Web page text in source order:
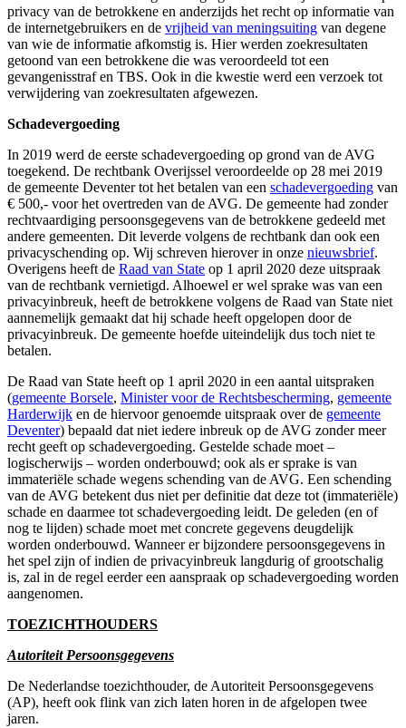
privacy van de betrokkene en anderzijds het recht op informatie van
de internetgebruikers en de vrijheid van meningsuiting van degene
van wie de informatie afkomstig is. Hier werden zoekresultaten
getoond van een betrokkene die was veroordeeld tot een
gevangenisstraf en TBS. Ook in die kwestie werd een verzoek tot
verwijdering van zoekresultaten afgewezen.
Schadevergoeding
In 2019 werd de eerste schadevergoeding op grond van de AVG
toegekend. De rechtbank Overijssel veroordeelde op 28 mei 2019
de gemeente Deventer tot het betalen van een schadevergoeding van
€ 500,- voor het overtreden van de AVG. De gemeente had zonder
rechtvaardiging persoonsgegevens van de betrokkene gedeeld met
andere gemeenten. Dit leverde volgens de rechtbank dan ook een
privacyschending op. Wij schreven hierover in onze nieuwsbrief.
Overigens heeft de Raad van State op 1 april 2020 deze uitspraak
van de rechtbank vernietigd. Alhoewel er wel sprake was van een
privacyinbreuk, heeft de betrokkene volgens de Raad van State niet
aannemelijk gemaakt dat hij schade heeft opgelopen door de
privacyinbreuk. De gemeente hoefde uiteindelijk dus toch niet te
betalen.
De Raad van State heeft op 1 april 2020 in een aantal uitspraken
(gemeente Borsele, Minister voor de Rechtsbescherming, gemeente
Harderwijk en de hiervoor genoemde uitspraak over de gemeente
Deventer) bepaald dat niet iedere inbreuk op de AVG zonder meer
recht geeft op schadevergoeding. Gestelde schade moet –
logischerwijs – worden onderbouwd; ook als er sprake is van
immateriële schade wegens schending van de AVG. Een schending
van de AVG betekent dus niet per definitie dat deze tot (immateriële)
schade en daarmee tot schadevergoeding leidt. De geleden (en of
nog te lijden) schade moet met concrete gegevens deugdelijk
worden onderbouwd. Wanneer er bijzondere persoonsgegevens in
het spel zijn of indien de privacyinbreuk langdurig of grootschalig
is, zal in de regel eerder een aanspraak op schadevergoeding worden
aangenomen.
TOEZICHTHOUDERS
Autoriteit Persoonsgegevens
De Nederlandse toezichthouder, de Autoriteit Persoonsgegevens
(AP), heeft ook flink van zich laten horen in de afgelopen twee
jaren.